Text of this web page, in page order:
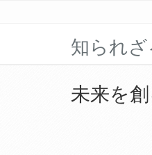
知られ
未来を